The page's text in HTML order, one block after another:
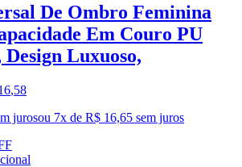
De Ombro Feminina
Em Couro PU
Luxuoso,
,58
jurosou 7x de R$ 16,65 sem juros